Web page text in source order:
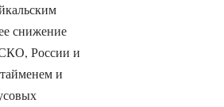
снижение
России и
и